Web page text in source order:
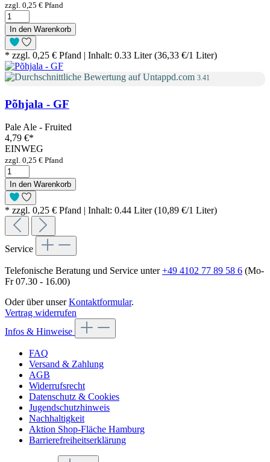
zzgl. 0,25 € Pfand
In den Warenkorb
* zzgl. 0,25 € Pfand | Inhalt: 0.33 Liter (36,33 €/1 Liter)
3.41
Põhjala - GF
Pale Ale - Fruited
4,79 €*
EINWEG
zzgl. 0,25 € Pfand
In den Warenkorb
* zzgl. 0,25 € Pfand | Inhalt: 0.44 Liter (10,89 €/1 Liter)
Service
Telefonische Beratung und Service unter+49 4102 77 89 58 6 (Mo-
Fr 07.30 - 16.00)
Oder über unserKontaktformular.
Vertrag widerrufen
Infos & Hinweise
FAQ
Versand & Zahlung
AGB
Widerrufsrecht
Datenschutz & Cookies
Jugendschutzhinweis
Nachhaltigkeit
Aktion Shop-Fläche Hamburg
Barrierefreiheitserklärung